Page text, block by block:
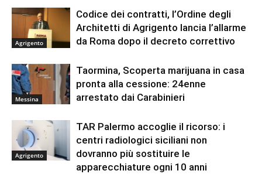
Agrigento
Codice dei contratti, l’Ordine degli
Architetti di Agrigento lancia l’allarme
da Roma dopo il decreto correttivo
Messina
Taormina, Scoperta marijuana in casa
pronta alla cessione: 24enne
arrestato dai Carabinieri
Agrigento
TAR Palermo accoglie il ricorso: i
centri radiologici siciliani non
dovranno più sostituire le
apparecchiature ogni 10 anni